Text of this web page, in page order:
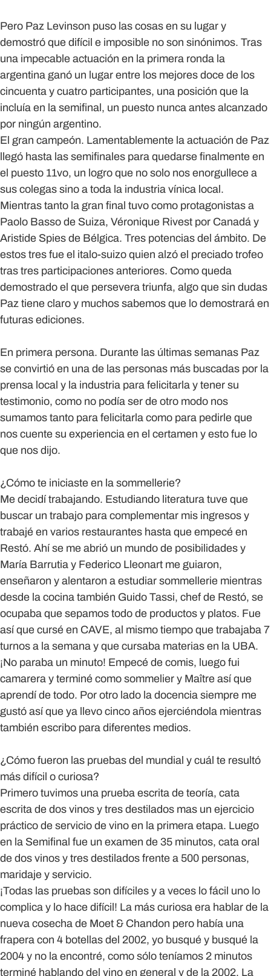
Pero Paz Levinson puso las cosas en su lugar y
demostró que difícil e imposible no son sinónimos. Tras
una impecable actuación en la primera ronda la
argentina ganó un lugar entre los mejores doce de los
cincuenta y cuatro participantes, una posición que la
incluía en la semifinal, un puesto nunca antes alcanzado
por ningún argentino.
El gran campeón. Lamentablemente la actuación de Paz
llegó hasta las semifinales para quedarse finalmente en
el puesto 11vo, un logro que no solo nos enorgullece a
sus colegas sino a toda la industria vínica local.
Mientras tanto la gran final tuvo como protagonistas a
Paolo Basso de Suiza, Véronique Rivest por Canadá y
Aristide Spies de Bélgica. Tres potencias del ámbito. De
estos tres fue el italo-suizo quien alzó el preciado trofeo
tras tres participaciones anteriores. Como queda
demostrado el que persevera triunfa, algo que sin dudas
Paz tiene claro y muchos sabemos que lo demostrará en
futuras ediciones.
En primera persona. Durante las últimas semanas Paz
se convirtió en una de las personas más buscadas por la
prensa local y la industria para felicitarla y tener su
testimonio, como no podía ser de otro modo nos
sumamos tanto para felicitarla como para pedirle que
nos cuente su experiencia en el certamen y esto fue lo
que nos dijo.
¿Cómo te iniciaste en la sommellerie?
Me decidí trabajando. Estudiando literatura tuve que
buscar un trabajo para complementar mis ingresos y
trabajé en varios restaurantes hasta que empecé en
Restó. Ahí se me abrió un mundo de posibilidades y
María Barrutia y Federico Lleonart me guiaron,
enseñaron y alentaron a estudiar sommellerie mientras
desde la cocina también Guido Tassi, chef de Restó, se
ocupaba que sepamos todo de productos y platos. Fue
así que cursé en CAVE, al mismo tiempo que trabajaba 7
turnos a la semana y que cursaba materias en la UBA.
¡No paraba un minuto! Empecé de comis, luego fui
camarera y terminé como sommelier y Maître así que
aprendí de todo. Por otro lado la docencia siempre me
gustó así que ya llevo cinco años ejerciéndola mientras
también escribo para diferentes medios.
¿Cómo fueron las pruebas del mundial y cuál te resultó
más difícil o curiosa?
Primero tuvimos una prueba escrita de teoría, cata
escrita de dos vinos y tres destilados mas un ejercicio
práctico de servicio de vino en la primera etapa. Luego
en la Semifinal fue un examen de 35 minutos, cata oral
de dos vinos y tres destilados frente a 500 personas,
maridaje y servicio.
¡Todas las pruebas son difíciles y a veces lo fácil uno lo
complica y lo hace difícil! La más curiosa era hablar de la
nueva cosecha de Moet & Chandon pero había una
frapera con 4 botellas del 2002, yo busqué y busqué la
2004 y no la encontré, como sólo teníamos 2 minutos
terminé hablando del vino en general y de la 2002. La